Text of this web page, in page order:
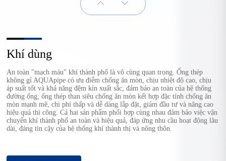
Khí dùng
An toàn "mạch máu" khí thành phố là vô cùng quan trọng. Ống thép
không gỉ AQUApipe có ưu điểm chống ăn mòn, chịu nhiệt độ cao, chịu
áp suất tốt và khả năng đệm kín xuất sắc, đảm bảo an toàn của hệ thống
đường ống; ống thép than siêu chống ăn mòn kết hợp đặc tính chống ăn
mòn mạnh mẽ, chi phí thấp và dễ dàng lắp đặt, giảm đầu tư và nâng cao
hiệu quả thi công. Cả hai sản phẩm phối hợp cùng nhau đảm bảo việc vận
chuyển khí thành phố an toàn và hiệu quả, đáp ứng nhu cầu hoạt động lâu
dài, đáng tin cậy của hệ thống khí thành thị và nông thôn.